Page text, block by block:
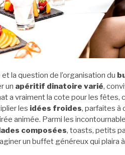
la question de l’organisation du
un apéritif dinatoire varié,
a vraiment la cote pour les fêtes,
les idées froides, parfaites à
animée. Parmi les
composées, toasts, petits
un buffet généreux qui plaira